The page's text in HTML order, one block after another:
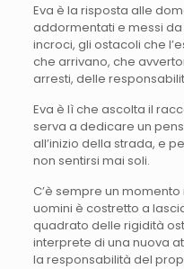
Eva è la risposta alle
addormentati e messi
incroci, gli ostacoli che
che arrivano, che
arresti, delle
Eva è lì che ascolta il
serva a dedicare un
all’inizio della strada, e
non sentirsi mai soli.
C’è sempre un
uomini è costretto a
quadrato delle rigidità
interprete di una nuova
la responsabilità del